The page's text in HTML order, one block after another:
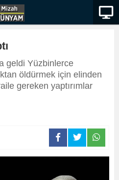
geldi Yüzbinlerce
öldürmek için elinden
gereken yaptırımlar